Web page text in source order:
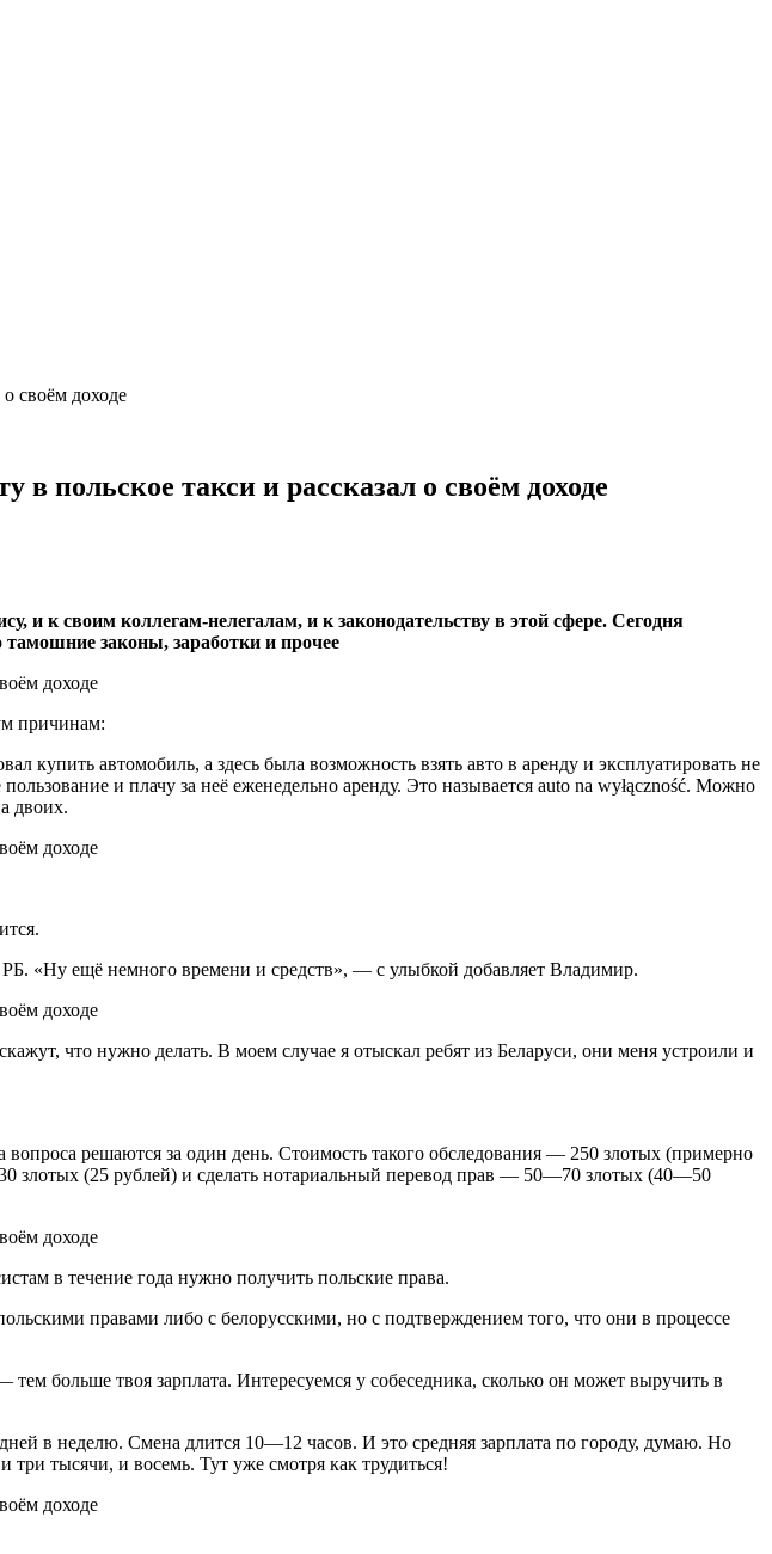
своём доходе
в польское такси и рассказал о своём доходе
и к своим коллегам-нелегалам, и к законодательству в этой сфере. Сегодня
законы, заработки и прочее
причинам:
автомобиль, а здесь была возможность взять авто в аренду и эксплуатировать не
и плачу за неё еженедельно аренду. Это называется auto na wyłączność. Можно
двоих.
РБ. «Ну ещё немного времени и средств», — с улыбкой добавляет Владимир.
что нужно делать. В моем случае я отыскал ребят из Беларуси, они меня устроили и
решаются за один день. Стоимость такого обследования — 250 злотых (примерно
злотых (25 рублей) и сделать нотариальный перевод прав — 50—70 злотых (40—50
в течение года нужно получить польские права.
правами либо с белорусскими, но с подтверждением того, что они в процессе
больше твоя зарплата. Интересуемся у собеседника, сколько он может выручить в
в неделю. Смена длится 10—12 часов. И это средняя зарплата по городу, думаю. Но
тысячи, и восемь. Тут уже смотря как трудиться!